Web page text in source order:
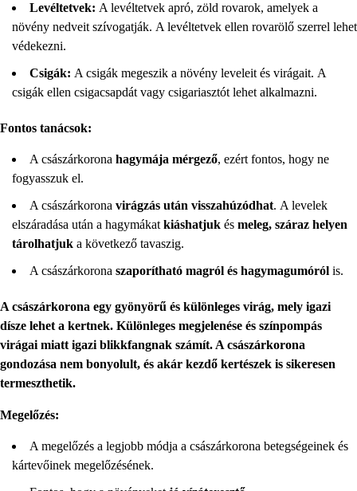
Levéltetvek: A levéltetvek apró, zöld rovarok, amelyek a
növény nedveit szívogatják. A levéltetvek ellen rovarölő szerrel lehet
védekezni.
Csigák: A csigák megeszik a növény leveleit és virágait. A
csigák ellen csigacsapdát vagy csigariasztót lehet alkalmazni.
Fontos tanácsok:
A császárkorona hagymája mérgező, ezért fontos, hogy ne
fogyasszuk el.
A császárkorona virágzás után visszahúzódhat. A levelek
elszáradása után a hagymákat kiáshatjuk és meleg, száraz helyen
tárolhatjuk a következő tavaszig.
A császárkorona szaporítható magról és hagymagumóról is.
A császárkorona egy gyönyörű és különleges virág, mely igazi
dísze lehet a kertnek. Különleges megjelenése és színpompás
virágai miatt igazi blikkfangnak számít. A császárkorona
gondozása nem bonyolult, és akár kezdő kertészek is sikeresen
termeszthetik.
Megelőzés:
A megelőzés a legjobb módja a császárkorona betegségeinek és
kártevőinek megelőzésének.